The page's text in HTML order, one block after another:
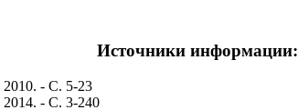
Источники информации:
2010. - С. 5-23
2014. - С. 3-240